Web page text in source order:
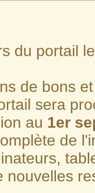
du portail
de bons
sera
au 1er
de
nouvelles